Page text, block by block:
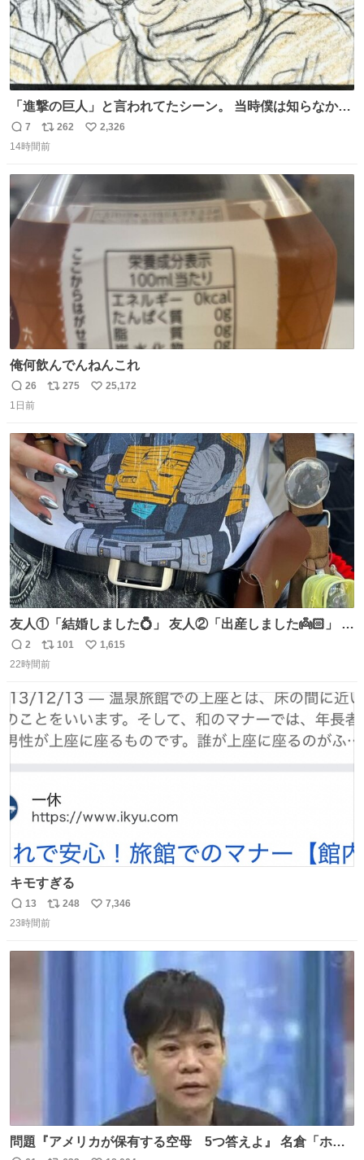
「進撃の巨人」と言われてたシーン。 当時僕は知らなかっ
たのですが、今見るとすごく「進撃の巨人」ですね。。
返
信
7
リ
ポ
ト
数
262
い
2,326
14時間前
俺何飲んでんねんこれ
返
信
26
リ
ト
数
275
い
数
25,172
1日前
友人①「結婚しました💍」 友人②「出産しました👼🏻」 友
人③「マイホーム建てました🏡」 私「どハマりしたヴィズ
ラ家の末裔に心狂わされました」
返
信
2
リ
ポ
ト
数
101
い
数
1,615
22時間前
キモすぎる
返
信
13
リ
ポ
248
い
7,346
23時間前
問題『アメリカが保有する空母 5つ答えよ』 名倉「ホン